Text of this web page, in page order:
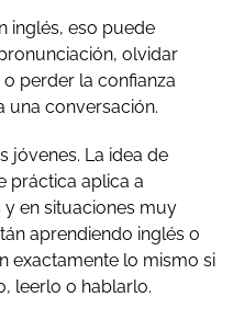
inglés, eso puede
olvidar
perder la confianza
una conversación.
jóvenes. La idea de
práctica aplica a
en situaciones muy
aprendiendo inglés o
exactamente lo mismo si
leerlo o hablarlo.